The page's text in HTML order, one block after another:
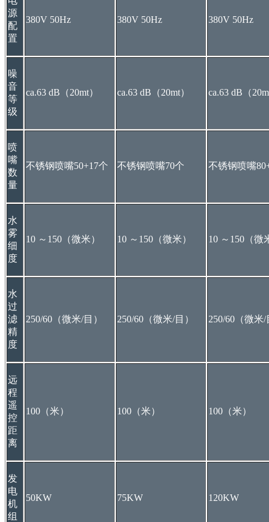
源
配
置
380V 50Hz 380V 50Hz 380V 50Hz
噪
音
等
级
ca.63 dB（20mt） ca.63 dB（20mt） ca.63 dB（
喷
嘴
数
量
不锈钢喷嘴50+17个 不锈钢喷嘴70个 不锈钢喷嘴
水
雾
细
度
10 ～150（微米） 10 ～150（微米） 10 ～150（微
水
过
滤
精
度
250/60（微米/目） 250/60（微米/目） 250/60（微米/
远
程
遥
控
距
离
100（米） 100（米） 100（米）
发
电
机
组
50KW 75KW 120KW